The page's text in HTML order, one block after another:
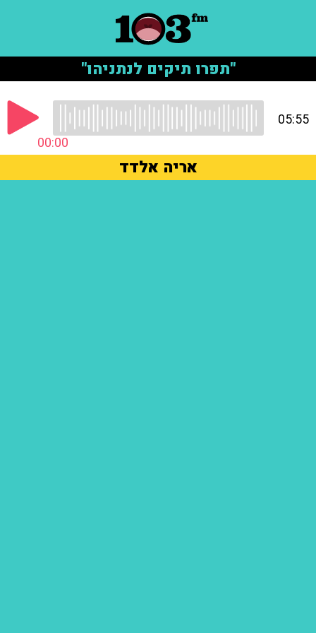
"תפרו תיקים לנתניהו"
00:00
05:55
אריה אלדד